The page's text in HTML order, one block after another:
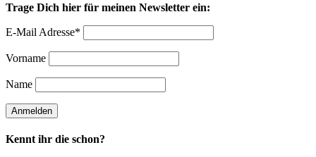
Trage Dich hier für meinen Newsletter ein:
E-Mail Adresse*
Vorname
Name
Kennt ihr die schon?